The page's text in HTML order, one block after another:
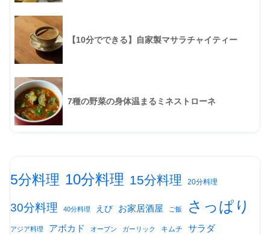
【10分でできる】自家製マサラチャイティー
7種の野菜の身体温まるミネストローネ
5分料理 10分料理 15分料理 20分料理
30分料理 40分料理 えび お家居酒屋 ご飯 さっぱり
アジア料理 アボカド オーブン ガーリック キムチ サラダ